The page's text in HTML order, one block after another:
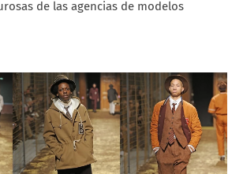
de las agencias de modelos